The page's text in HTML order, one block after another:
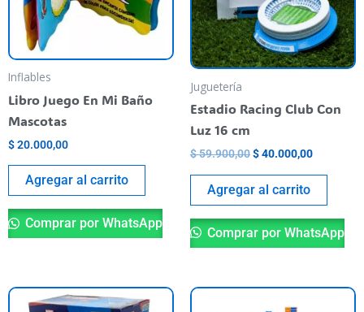
Inflables
Libro Juego En Mi Baño
Mascotas
$20.000,00
Agregar al carrito
Comprar por WhatsApp
Juguetería
Estadio Racing Club Con
Luz 16 cm
$59.900,00$40.000,00
Agregar al carrito
Comprar por WhatsApp